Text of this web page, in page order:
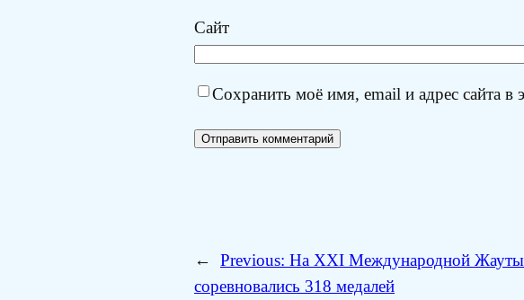
Сайт
Сохранить моё имя, email и адрес сайта
← Previous: На XXI Международной
соревновались 318 медалей